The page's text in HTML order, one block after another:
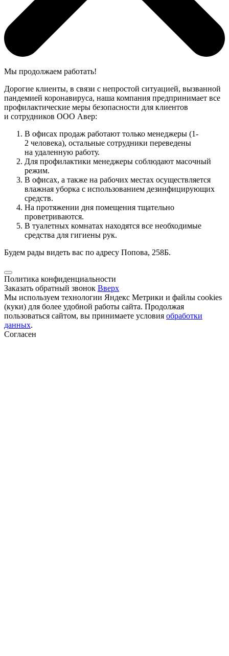
Мы продолжаем работать!
Дорогие клиенты, в связи с непростой ситуацией, вызванной
пандемией коронавируса, наша компания предпринимает все
профилактические меры безопасности для клиентов
и сотрудников ООО Авер:
В офисах продаж работают только менеджеры (1-
2 человека), остальные сотрудники переведены
на удаленную работу.
Для профилактики менеджеры соблюдают масочный
режим.
В офисах, а также на рабочих местах осуществляется
влажная уборка с использованием дезинфицирующих
средств.
На протяжении дня помещения тщательно
проветриваются.
В туалетных комнатах находятся все необходимые
средства для гигиены рук.
Будем рады видеть вас по адресу Попова, 258Б.
Политика конфиденциальности
Заказать обратный звонок Вверх
Мы используем технологии Яндекс Метрики и файлы cookies
(куки) для более удобной работы сайта. Продолжая
пользоваться сайтом, вы принимаете условия обработки
данных.
Согласен